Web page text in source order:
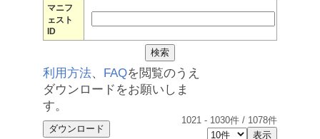
マニフ
ェスト
ID
利用方法、 FAQを閲覧のうえ
ダウンロードをお願いしま
す。
1021 - 1030件 / 1078件